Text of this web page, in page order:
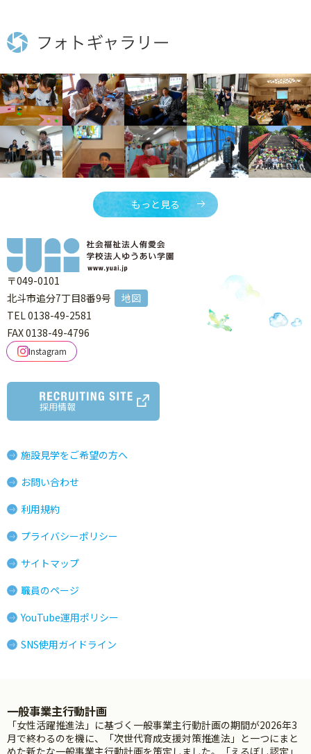
もっと見る
〒049-0101
北斗市追分7丁目8番9号
地図
TEL 0138-49-2581
FAX 0138-49-4796
Instagram
採用情報
施設見学をご希望の方へ
お問い合わせ
利用規約
プライバシーポリシー
サイトマップ
職員のページ
YouTube運用ポリシー
SNS使用ガイドライン
一般事業主行動計画
「女性活躍推進法」に基づく一般事業主行動計画の期間が2026年3
月で終わるのを機に、「次世代育成支援対策推進法」と一つにまと